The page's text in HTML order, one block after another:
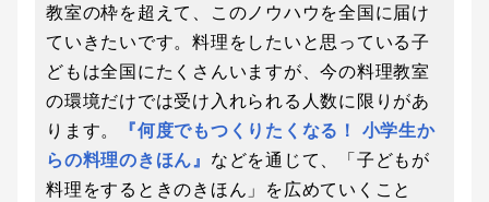
教室の枠を超えて、このノウハウを全国に届け
ていきたいです。料理をしたいと思っている子
どもは全国にたくさんいますが、今の料理教室
の環境だけでは受け入れられる人数に限りがあ
ります。
『何度でもつくりたくなる！ 小学生か
らの料理のきほん』 などを通じて、「子どもが
料理をするときのきほん」を広めていくこと